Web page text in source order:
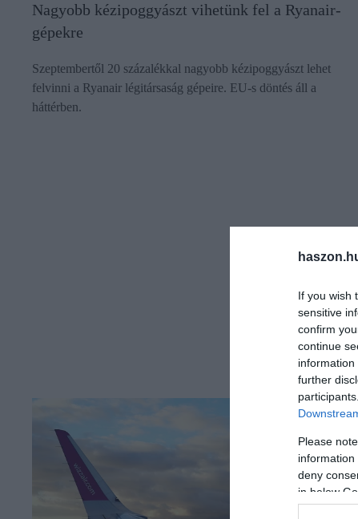
If you wish
sensitive
confirm
continue
further
Please
deny
in below
Nagyobb kézipoggyászt vihetünk fel a Ryanair-
gépekre
Szeptembertől 20 százalékkal nagyobb kézipoggyászt lehet
felvinni a Ryanair légitársaság gépeire. EU-s döntés áll a
háttérben.